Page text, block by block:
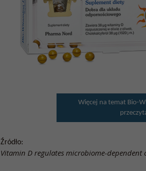
Więcej na temat Bio-
Źródło:
Vitamin D regulates microbiome-dependent